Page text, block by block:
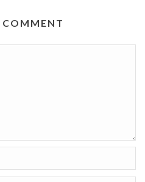
COMMENT